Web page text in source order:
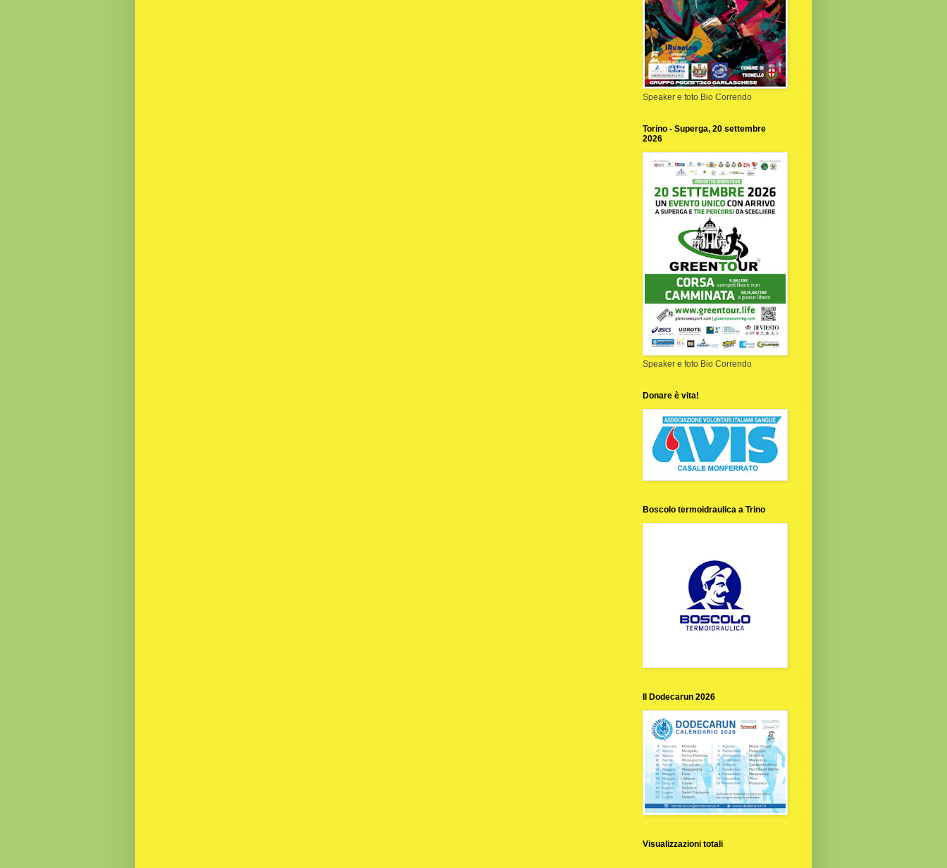
Speaker e foto Bio Correndo
Torino - Superga, 20 settembre
2026
Speaker e foto Bio Correndo
Donare è vita!
Boscolo termoidraulica a Trino
Il Dodecarun 2026
Visualizzazioni totali